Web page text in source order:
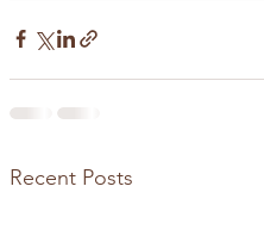
Recent Posts